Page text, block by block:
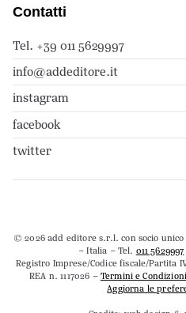
Contatti
Tel. +39 011 5629997
info@addeditore.it
instagram
facebook
twitter
© 2026 add editore s.r.l. con socio unico
– Italia – Tel. 011 5629997
Registro Imprese/Codice fiscale/Partita
REA n. 1117026 –Termini e Condizioni
Aggiorna le